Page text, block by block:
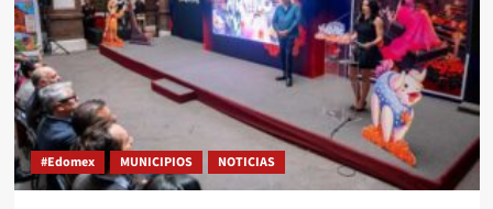
#Edomex MUNICIPIOS NOTICIAS